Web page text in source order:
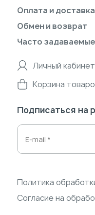
Оплата и доставка
Обмен и возврат
Часто
Личный кабинет
Корзина
Подписаться на
Политика
Согласие на